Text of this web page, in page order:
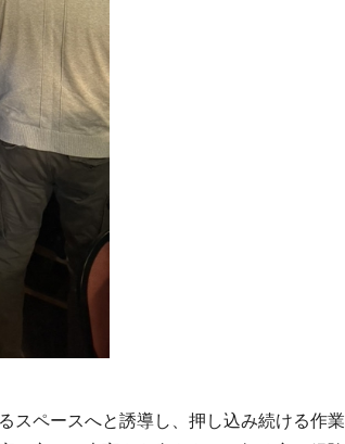
スペースへと誘導し、押し込み続ける作